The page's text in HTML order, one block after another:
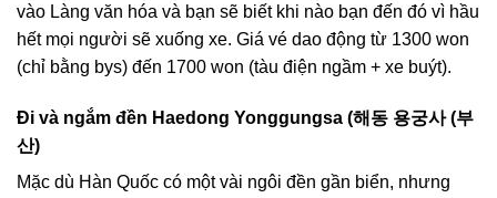
vào Làng văn hóa và bạn sẽ biết khi nào bạn đến đó vì hầu
hết mọi người sẽ xuống xe. Giá vé dao động từ 1300 won
(chỉ bằng bys) đến 1700 won (tàu điện ngầm + xe buýt).
Đi và ngắm đền Haedong Yonggungsa (해동 용궁사 (부
산)
Mặc dù Hàn Quốc có một vài ngôi đền gần biển, nhưng